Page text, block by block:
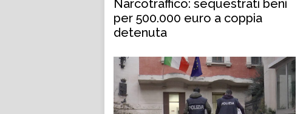
Narcotraffico: sequestrati beni
per 500.000 euro a coppia
detenuta